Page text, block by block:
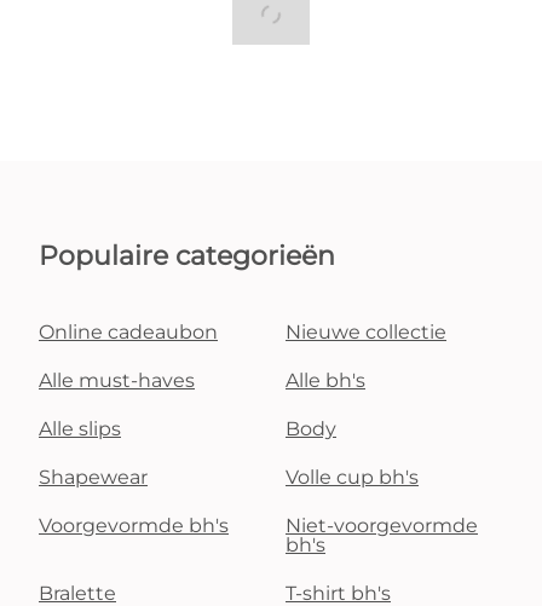
Populaire categorieën
Online cadeaubon Nieuwe collectie
Alle must-haves Alle bh's
Alle slips Body
Shapewear Volle cup bh's
Voorgevormde bh's
Niet-voorgevormde
bh's
Bralette T-shirt bh's